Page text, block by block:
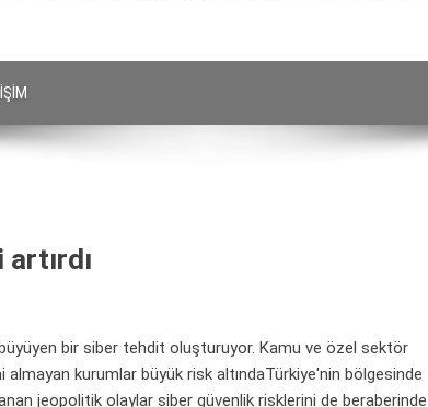
bir siber tehdit oluşturuyor. Kamu ve özel sektör
kurumlar büyük risk altındaTürkiye'nin bölgesinde
jeopolitik olaylar siber güvenlik risklerini de beraberinde